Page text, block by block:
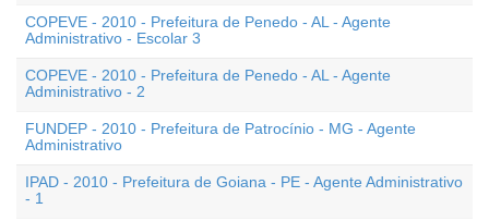
COPEVE - 2010 - Prefeitura de Penedo - AL - Agente
Administrativo - Escolar 3
COPEVE - 2010 - Prefeitura de Penedo - AL - Agente
Administrativo - 2
FUNDEP - 2010 - Prefeitura de Patrocínio - MG - Agente
Administrativo
IPAD - 2010 - Prefeitura de Goiana - PE - Agente Administrativo
- 1